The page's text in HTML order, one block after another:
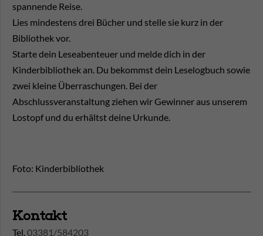
spannende Reise.
Lies mindestens drei Bücher und stelle sie kurz in der
Bibliothek vor.
Starte dein Leseabenteuer und melde dich in der
Kinderbibliothek an. Du bekommst dein Leselogbuch sowie
zwei kleine Überraschungen. Bei der
Abschlussveranstaltung ziehen wir Gewinner aus unserem
Lostopf und du erhältst deine Urkunde.
Foto: Kinderbibliothek
Kontakt
Tel.03381/584203